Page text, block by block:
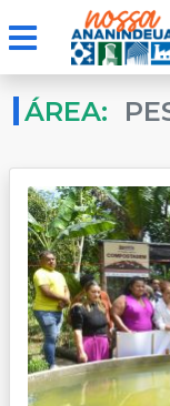
ÁREA: